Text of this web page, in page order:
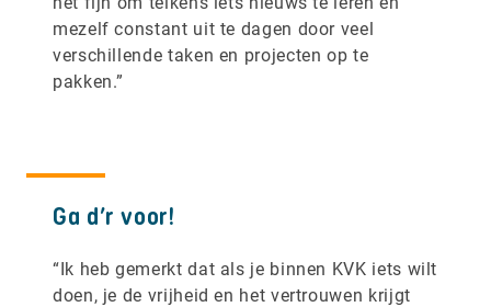
mezelf constant uit te dagen door veel
verschillende taken en projecten op te
pakken.”
Ga d’r voor!
“Ik heb gemerkt dat als je binnen KVK iets wilt
doen, je de vrijheid en het vertrouwen krijgt